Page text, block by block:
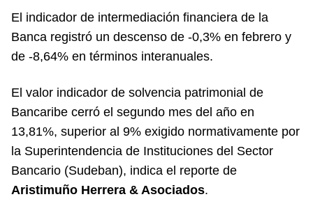
El indicador de intermediación financiera de la
Banca registró un descenso de -0,3% en febrero y
de -8,64% en términos interanuales.
El valor indicador de solvencia patrimonial de
Bancaribe cerró el segundo mes del año en
13,81%, superior al 9% exigido normativamente por
la Superintendencia de Instituciones del Sector
Bancario (Sudeban), indica el reporte de
Aristimuño Herrera & Asociados.